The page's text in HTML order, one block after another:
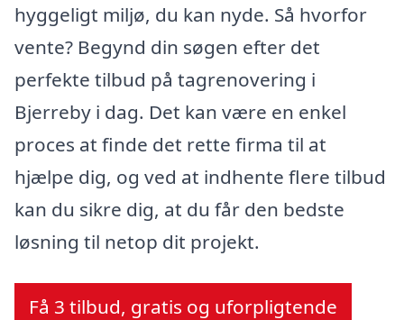
hyggeligt miljø, du kan nyde. Så hvorfor
vente? Begynd din søgen efter det
perfekte tilbud på tagrenovering i
Bjerreby i dag. Det kan være en enkel
proces at finde det rette firma til at
hjælpe dig, og ved at indhente flere tilbud
kan du sikre dig, at du får den bedste
løsning til netop dit projekt.
Få 3 tilbud, gratis og uforpligtende